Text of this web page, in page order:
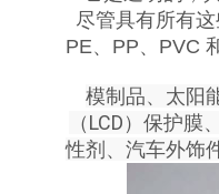
尽管具有所有
PE、PP、PVC
模制品、太阳
（LCD）保护
性剂、汽车外饰